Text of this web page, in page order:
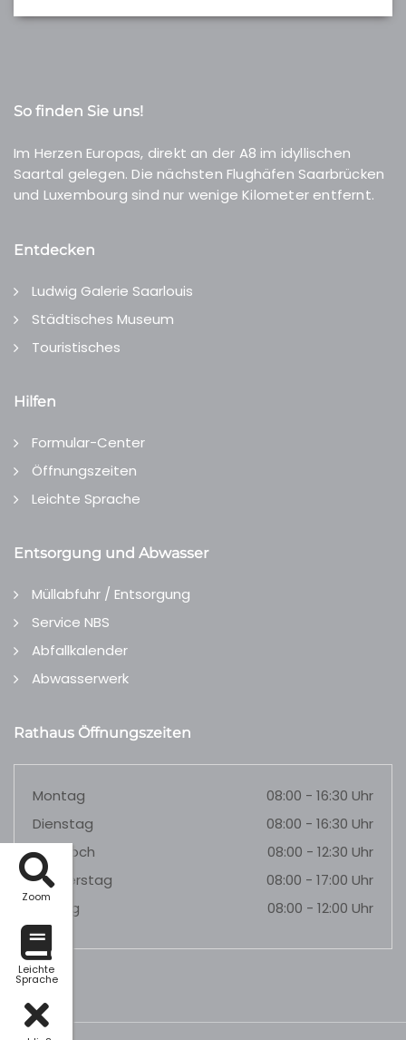
Zoom
Leichte
Sprache
So finden Sie uns!
Im Herzen Europas, direkt an der A8 im idyllischen
Saartal gelegen. Die nächsten Flughäfen Saarbrücken
und Luxembourg sind nur wenige Kilometer entfernt.
Entdecken
Ludwig Galerie Saarlouis
Städtisches Museum
Touristisches
Hilfen
Formular-Center
Öffnungszeiten
Leichte Sprache
Entsorgung und Abwasser
Müllabfuhr / Entsorgung
Service NBS
Abfallkalender
Abwasserwerk
Rathaus Öffnungszeiten
Montag
08:00 - 16:30 Uhr
Dienstag
08:00 - 16:30 Uhr
Mittwoch
08:00 - 12:30 Uhr
Donnerstag
08:00 - 17:00 Uhr
Freitag
08:00 - 12:00 Uhr